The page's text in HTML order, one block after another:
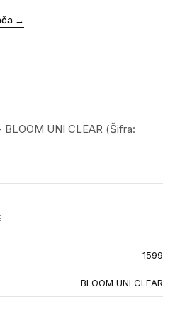
→
UNI CLEAR (Šifra:
1599
BLOOM UNI CLEAR